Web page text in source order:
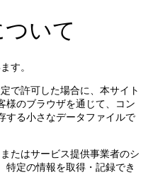
いて
す。
で許可した場合に、本サイト
様のブラウザを通じて、コン
する小さなデータファイルで
たはサービス提供事業者のシ
特定の情報を取得・記録でき